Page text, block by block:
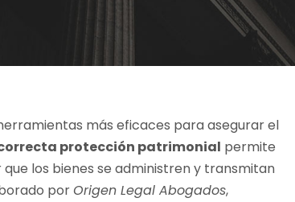
más eficaces para asegurar el
protección patrimonial permite
los bienes se administren y transmitan
porOrigen Legal Abogados,